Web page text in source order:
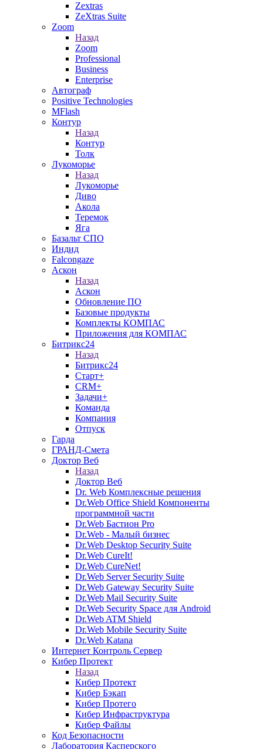
Zextras
ZeXtras Suite
Zoom
Назад
Zoom
Professional
Business
Enterprise
Автограф
Positive Technologies
MFlash
Контур
Назад
Контур
Толк
Лукоморье
Назад
Лукоморье
Диво
Акола
Теремок
Яга
Базальт СПО
Индид
Falcongaze
Аскон
Назад
Аскон
Обновление ПО
Базовые продукты
Комплекты КОМПАС
Приложения для КОМПАС
Битрикс24
Назад
Битрикс24
Старт+
CRM+
Задачи+
Команда
Компания
Отпуск
Гарда
ГРАНД-Смета
Доктор Веб
Назад
Доктор Веб
Dr. Web Комплексные решения
Dr.Web Office Shield Компоненты
программной части
Dr.Web Бастион Pro
Dr.Web - Малый бизнес
Dr.Web Desktop Security Suite
Dr.Web CureIt!
Dr.Web CureNet!
Dr.Web Server Security Suite
Dr.Web Gateway Security Suite
Dr.Web Mail Security Suite
Dr.Web Security Space для Android
Dr.Web ATM Shield
Dr.Web Mobile Security Suite
Dr.Web Katana
Интернет Контроль Сервер
Кибер Протект
Назад
Кибер Протект
Кибер Бэкап
Кибер Протего
Кибер Инфраструктура
Кибер Файлы
Код Безопасности
Лаборатория Касперского